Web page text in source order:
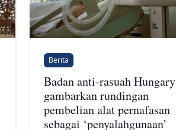
Berita
Badan anti-rasuah Hungary
gambarkan rundingan
pembelian alat pernafasan
sebagai ‘penyalahgunaan’